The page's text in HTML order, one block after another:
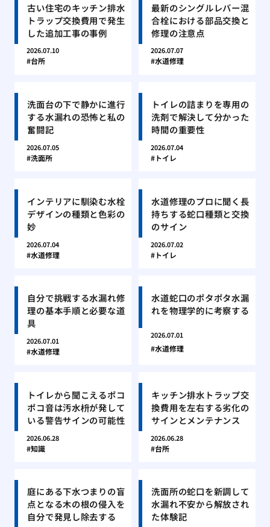
古い住宅のキッチン排水
トラップ交換費用で発生
した追加工事の事例
2026.07.10
台所
最新のシングルレバー混
合栓における部品交換と
修理の注意点
2026.07.07
水道修理
洗面台の下で静かに進行
する水漏れの恐怖と私の
奮闘記
2026.07.05
洗面所
トイレの詰まりを専用の
洗剤で解決して分かった
時間の重要性
2026.07.04
トイレ
インテリアに馴染む水栓
デザインの種類と色彩の
妙
2026.07.04
水道修理
水道修理のプロに聞く長
持ちする蛇口種類と交換
のサイン
2026.07.02
トイレ
自分で挑戦する水漏れ修
理の基本手順と必要な道
具
2026.07.01
水道修理
水道蛇口のポタポタ水漏
れを物理学的に考察する
2026.07.01
水道修理
トイレから聞こえるポコ
ポコ音は汚水枡が発して
いる警告サインの可能性
2026.06.28
知識
キッチン排水トラップ交
換費用を左右する劣化の
サインとメンテナンス
2026.06.28
台所
庭にある下水つまりの盲
点となる木の根の侵入を
自分で発見し除去する
洗面所の蛇口を新調して
水漏れ不安から解放され
た体験記